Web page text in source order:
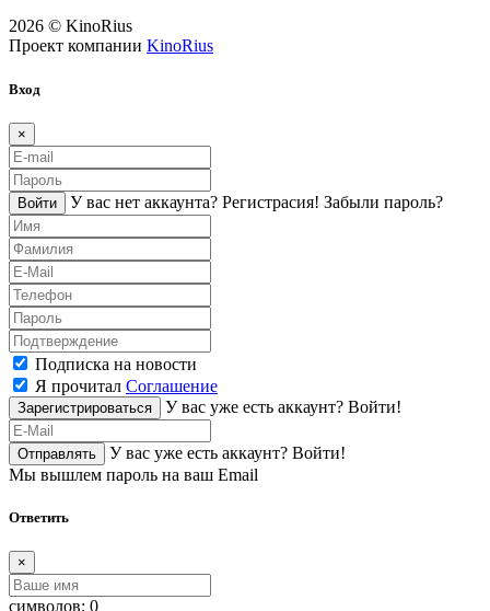
2026 © KinoRius
Проект компании KinoRius
Вход
×
Войти У вас нет аккаунта? Регистраcия! Забыли пароль?
Подписка на новости
Я прочитал Соглашение
Зарегистрироваться У вас уже есть аккаунт? Войти!
Отправлять У вас уже есть аккаунт? Войти!
Мы вышлем пароль на ваш Email
Ответить
×
символов: 0